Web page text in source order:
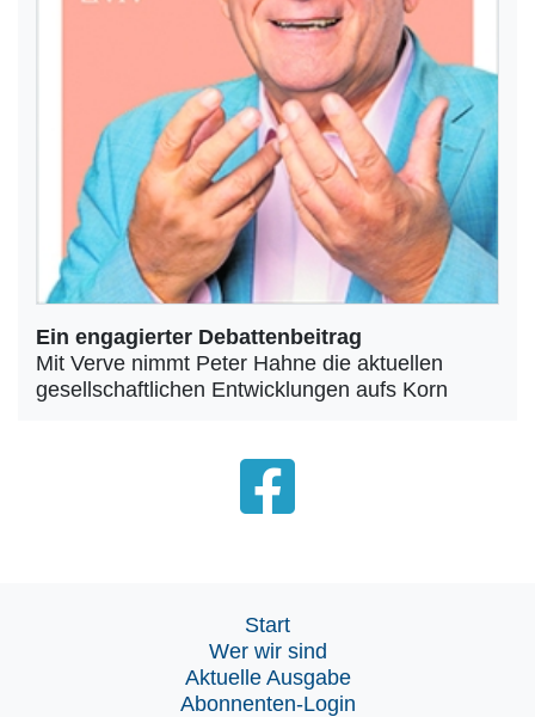
Ein engagierter Debattenbeitrag
Mit Verve nimmt Peter Hahne die aktuellen
gesellschaftlichen Entwicklungen aufs Korn
Start
Wer wir sind
Aktuelle Ausgabe
Abonnenten-Login